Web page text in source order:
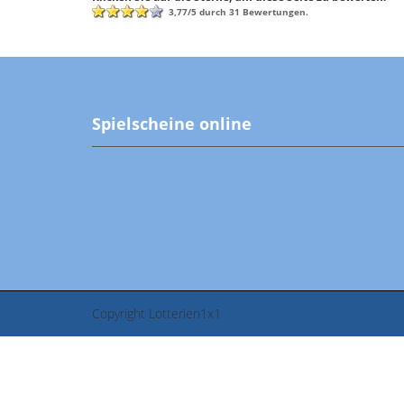
3,77/5 durch 31 Bewertungen.
Spielscheine online
Copyright Lotterien1x1